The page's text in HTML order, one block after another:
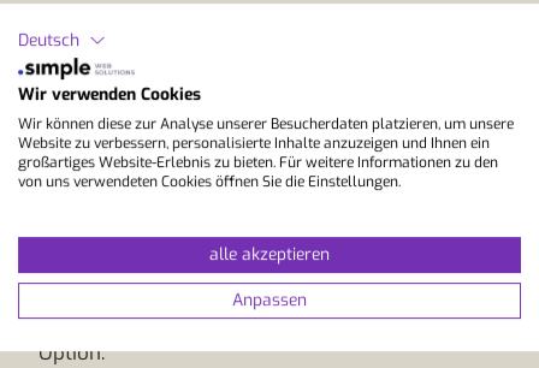
Cardiff, die Hauptstadt von Wales, ist ein
spannendes Ziel für Sprachreisen und verbindet
walisische Kultur mit moderner Architektur und
einer offenen Atmosphäre. Die Stadt bietet ein
lebendiges, aber weniger hektisches Umfeld als
viele große Metropolen und eignet sich
ausgewogenen Umgebung lernen möchten. Wer
aus Österreich eine Sprachreise plant und eine
Alternative zu klassischen Zielen sucht, findet in
Cardiff eine interessante und oft unterschätzte
Option.
Deutsch
Wir verwenden Cookies
Wir können diese zur Analyse unserer Besucherdaten platzieren, um unsere
Website zu verbessern, personalisierte Inhalte anzuzeigen und Ihnen ein
großartiges Website-Erlebnis zu bieten. Für weitere Informationen zu den
von uns verwendeten Cookies öffnen Sie die Einstellungen.
alle akzeptieren
Anpassen